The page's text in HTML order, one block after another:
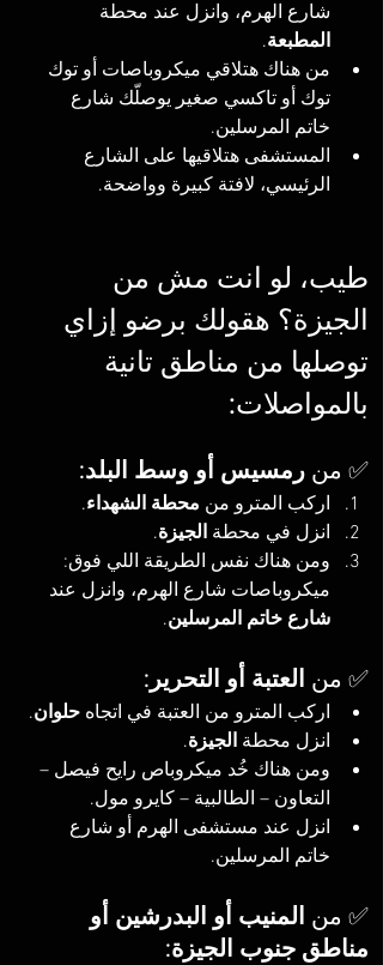
شارع الهرم، وانزل عند محطة
المطبعة.
من هناك هتلاقي ميكروباصات أو توك
توك أو تاكسي صغير يوصلّك شارع
خاتم المرسلين.
المستشفى هتلاقيها على الشارع
الرئيسي، لافتة كبيرة وواضحة.
طيب، لو انت مش من
الجيزة؟ هقولك برضو إزاي
توصلها من مناطق تانية
بالمواصلات:
✅ من رمسيس أو وسط البلد:
اركب المترو من محطة الشهداء.
انزل في محطة الجيزة.
ومن هناك نفس الطريقة اللي فوق:
ميكروباصات شارع الهرم، وانزل عند
شارع خاتم المرسلين.
✅ من العتبة أو التحرير :
اركب المترو من العتبة في اتجاه حلوان.
انزل محطة الجيزة.
ومن هناك خُد ميكروباص رايح فيصل –
التعاون – الطالبية – كايرو مول.
انزل عند مستشفى الهرم أو شارع
خاتم المرسلين.
✅ من المنيب أو البدرشين أو
مناطق جنوب الجيزة: